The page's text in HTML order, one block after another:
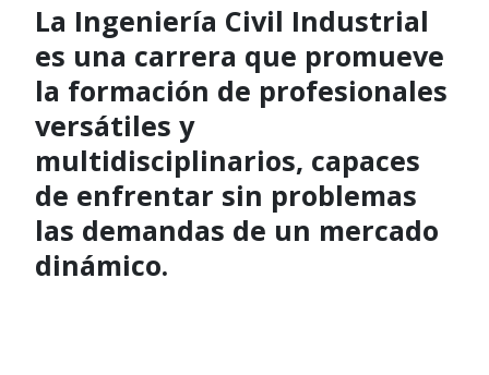
La Ingeniería Civil Industrial
es una carrera que promueve
la formación de profesionales
versátiles y
multidisciplinarios, capaces
de enfrentar sin problemas
las demandas de un mercado
dinámico.